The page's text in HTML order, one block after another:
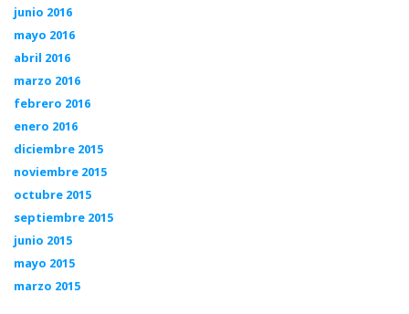
junio 2016
mayo 2016
abril 2016
marzo 2016
febrero 2016
enero 2016
diciembre 2015
noviembre 2015
octubre 2015
septiembre 2015
junio 2015
mayo 2015
marzo 2015